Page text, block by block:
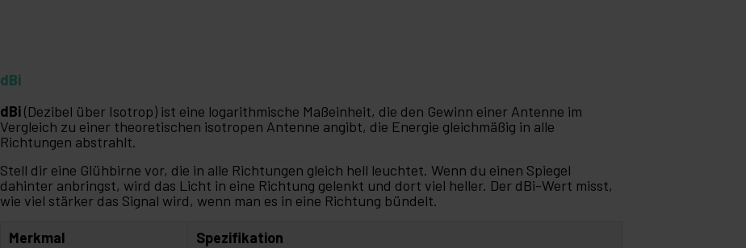
dBi
dBi(Dezibel über Isotrop) ist eine logarithmische Maßeinheit, die den Gewinn einer Antenne im
Vergleich zu einer theoretischen isotropen Antenne angibt, die Energie gleichmäßig in alle
Richtungen abstrahlt.
Stell dir eine Glühbirne vor, die in alle Richtungen gleich hell leuchtet. Wenn du einen Spiegel
dahinter anbringst, wird das Licht in eine Richtung gelenkt und dort viel heller. Der dBi-Wert misst,
wie viel stärker das Signal wird, wenn man es in eine Richtung bündelt.
Merkmal
Spezifikation